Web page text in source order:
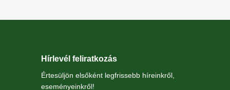
Hírlevél feliratkozás
Értesüljön elsőként legfrissebb híreinkről,
eseményeinkről!